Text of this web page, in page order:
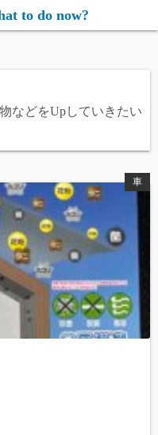
to do now?
などをUpしていきたい
車